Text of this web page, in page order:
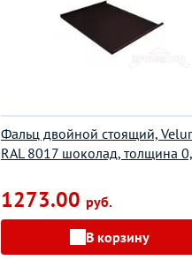
Фальц двойной стоящий,
RAL 8017 шоколад, толщина
1273.00 руб.
В корзину